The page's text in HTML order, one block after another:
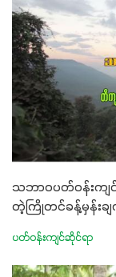
သဘာဝပတ်ဝန်းကျ
တဲ့ကြိုတင်ခန့်မှန်
ပတ်ဝန်းကျင်ဆိုင်ရာ